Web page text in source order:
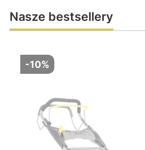
Nasze bestsellery
-10%